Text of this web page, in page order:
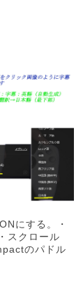
にする。・
スクロール
のパドル